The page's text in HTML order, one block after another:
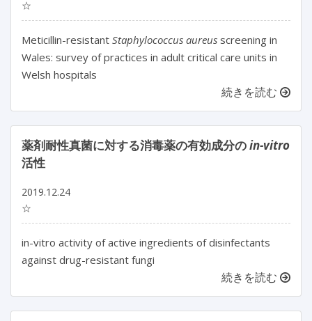
☆
Meticillin-resistant Staphylococcus aureus screening in
Wales: survey of practices in adult critical care units in
Welsh hospitals
続きを読む
薬剤耐性真菌に対する消毒薬の有効成分のin-vitro
活性
2019.12.24
☆
in-vitro activity of active ingredients of disinfectants
against drug-resistant fungi
続きを読む